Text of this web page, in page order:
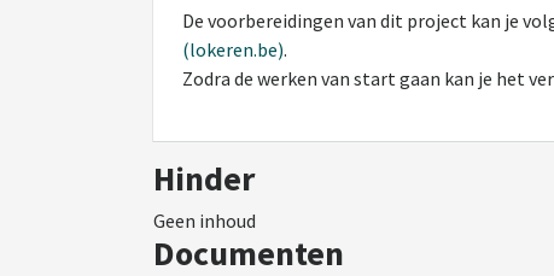
De voorbereidingen van dit project kan je
(lokeren.be).
Zodra de werken van start gaan kan je het
Hinder
Geen inhoud
Documenten